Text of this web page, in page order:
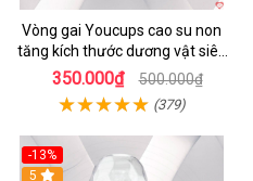
Vòng gai Youcups cao su non
tăng kích thước dương vật siêu
kích thích
350.000₫ 500.000₫
(379)
-13%
5